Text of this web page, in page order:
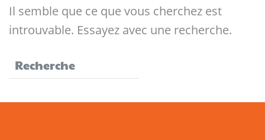
Il semble que ce que vous cherchez est
introuvable. Essayez avec une recherche.